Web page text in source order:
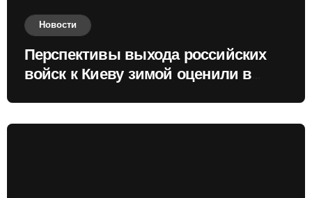
Новости
Перспективы выхода российских
войск к Киеву зимой оценили в